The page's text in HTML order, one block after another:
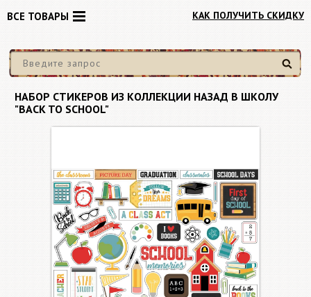
КАК ПОЛУЧИТЬ СКИДКУ
Найти
ВСЕ ТОВАРЫ
НАБОР СТИКЕРОВ ИЗ КОЛЛЕКЦИИ НАЗАД В ШКОЛУ
"BACK TO SCHOOL"